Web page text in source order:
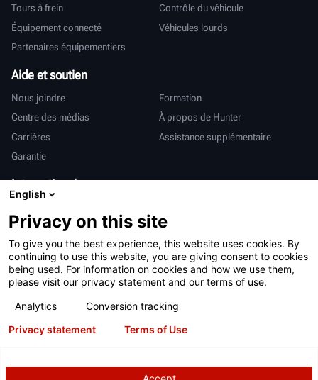
Tours à frein
Contrôle du véhicule
Équipement connecté
Véhicules lourds
Partenaires équipementiers
Aide et soutien
Nous joindre
Formation
Centre des médias
À propos de Hunter
Carrières
Assistance supplémentaire
Garantie
International
亨特中国
Conditions d’utilisation
Déclaration de confidentialité
Proposition 65 de Californie
Système RAPI
Brevets
Connexion
English
Privacy on this site
To give you the best experience, this website uses cookies. By
continuing to use this website, you are giving consent to cookies
being used. For information on cookies and how we use them,
please visit our privacy statement and our terms of use.
Analytics
Conversion tracking
Privacy statement Terms of Use